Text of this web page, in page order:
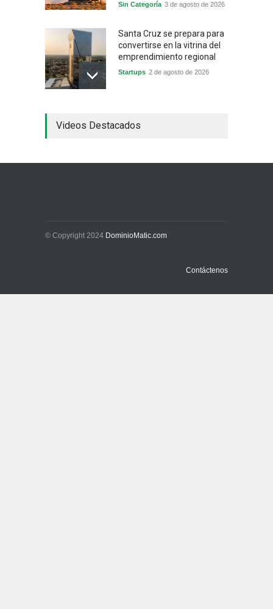
Sin Categoría 3 de agosto de 2026
Santa Cruz se prepara para
convertirse en la vitrina del
emprendimiento regional
Startups 2 de agosto de 2026
industrial y el golpe puede
Sin Categoría 1 de agosto de 2026
Videos Destacados
© Copyright 2024 DominioMatic.com
Contáctenos